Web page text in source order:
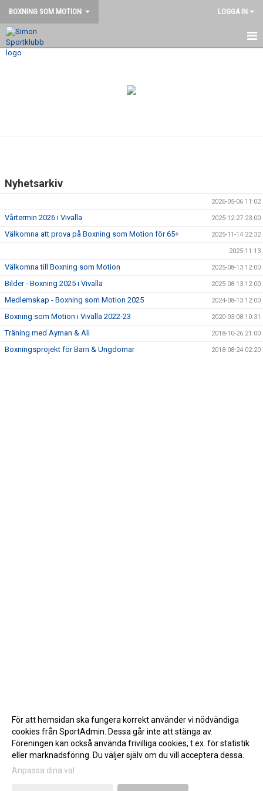
BOXNING SOM MOTION LOGGA IN
HEM
Nyhetsarkiv
2026-05-06 11:02
Vårtermin 2026 i Vivalla 2025-12-27 23:00
Välkomna att prova på Boxning som Motion för 65+ 2025-11-14 22:32
2025-11-13
Välkomna till Boxning som Motion 2025-08-13 12:00
Bilder - Boxning 2025 i Vivalla 2025-08-13 12:00
Medlemskap - Boxning som Motion 2025 2024-08-13 12:00
Boxning som Motion i Vivalla 2022-23 2020-03-08 10:31
Träning med Ayman & Ali 2018-10-26 21:00
Boxningsprojekt för Barn & Ungdomar 2018-08-24 02:20
Gå till Webbversion
För att hemsidan ska fungera korrekt använder vi nödvändiga
cookies från SportAdmin. Dessa går inte att stänga av.
Föreningen kan också använda frivilliga cookies, t.ex. för statistik
eller marknadsföring. Du väljer själv om du vill acceptera dessa.
Anpassa dina val